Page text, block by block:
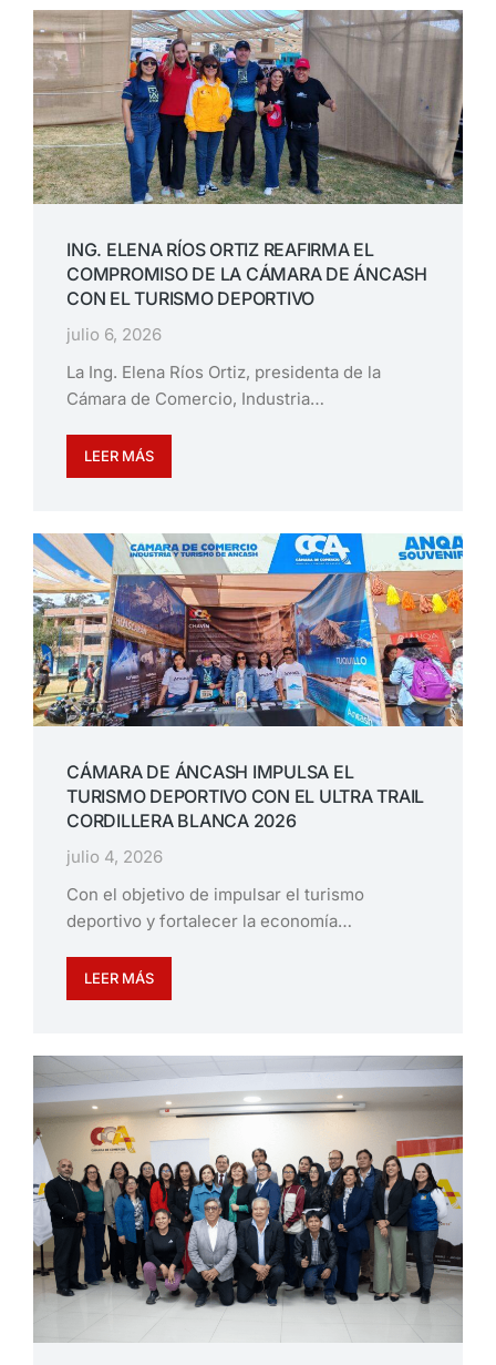
ING. ELENA RÍOS ORTIZ REAFIRMA EL
COMPROMISO DE LA CÁMARA DE ÁNCASH
CON EL TURISMO DEPORTIVO
julio 6, 2026
La Ing. Elena Ríos Ortiz, presidenta de la
Cámara de Comercio, Industria…
LEER MÁS
CÁMARA DE ÁNCASH IMPULSA EL
TURISMO DEPORTIVO CON EL ULTRA TRAIL
CORDILLERA BLANCA 2026
julio 4, 2026
Con el objetivo de impulsar el turismo
deportivo y fortalecer la economía…
LEER MÁS